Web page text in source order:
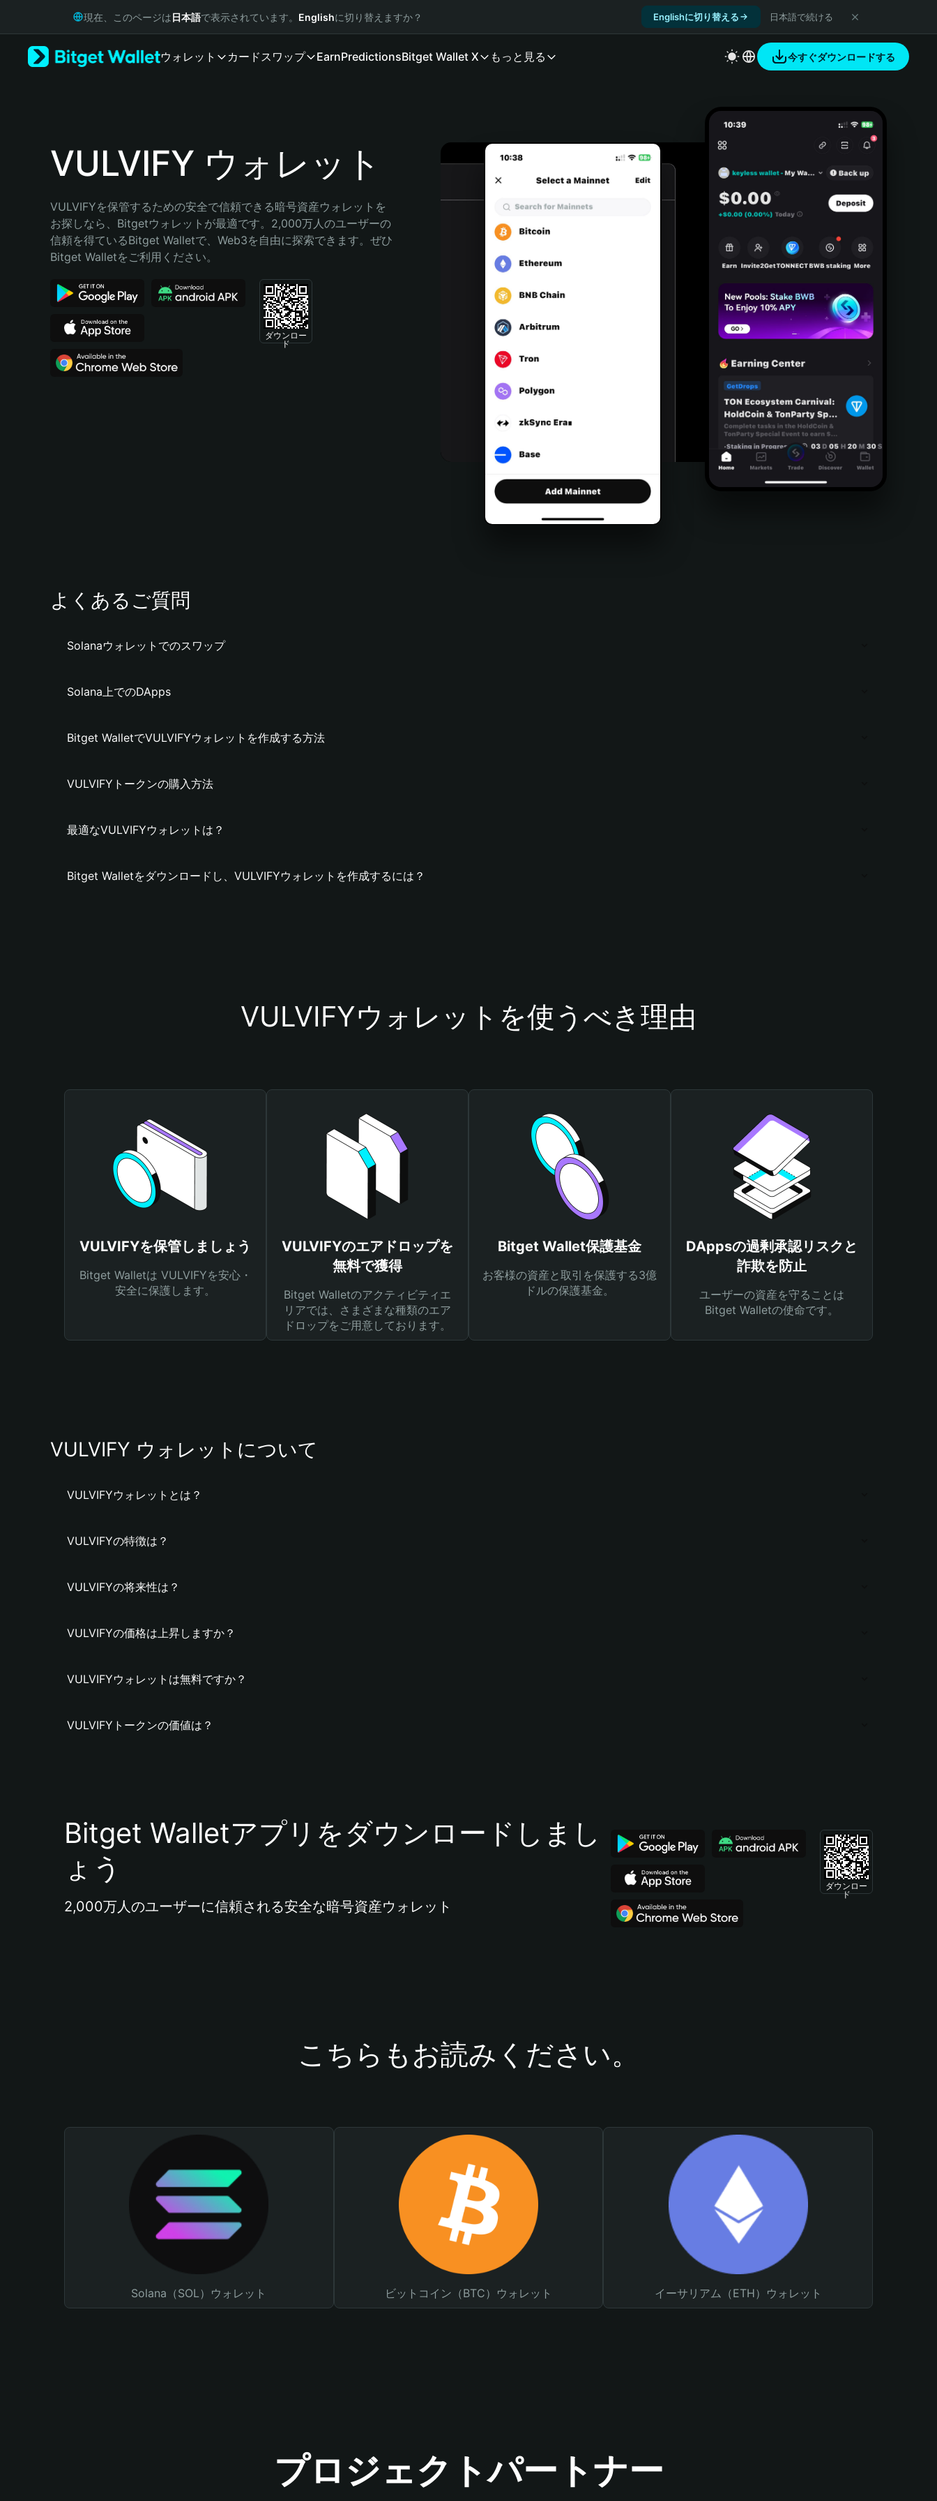
Русский
Bahasa Indonesia
Português (Brasil)
現在、このページは日本語で表示されています。 Englishに切り替えますか？ Englishに切り替える 日本語で続ける
ウォレット カードスワップ EarnPredictionsBitget Wallet X もっと見る 今すぐダウンロードする
VULVIFY ウォレット
VULVIFYを保管するための安全で信頼できる暗号資産ウォレットを
お探しなら、Bitgetウォレットが最適です。2,000万人のユーザーの
信頼を得ているBitget Walletで、Web3を自由に探索できます。ぜひ
Bitget Walletをご利用ください。
ダウンロー
ド
よくあるご質問
Solanaウォレットでのスワップ
Solana上でのDApps
Bitget WalletでVULVIFYウォレットを作成する方法
VULVIFYトークンの購入方法
最適なVULVIFYウォレットは？
Bitget Walletをダウンロードし、VULVIFYウォレットを作成するには？
VULVIFYウォレットを使うべき理由
VULVIFYを保管しましょう
Bitget Walletは VULVIFYを安心・
安全に保護します。
VULVIFYのエアドロップを
無料で獲得
Bitget Walletのアクティビティエ
リアでは、さまざまな種類のエア
ドロップをご用意しております。
Bitget Wallet保護基金
お客様の資産と取引を保護する3億
ドルの保護基金。
DAppsの過剰承認リスクと
詐欺を防止
ユーザーの資産を守ることは
Bitget Walletの使命です。
VULVIFY ウォレットについて
VULVIFYウォレットとは？
VULVIFYの特徴は？
VULVIFYの将来性は？
VULVIFYの価格は上昇しますか？
VULVIFYウォレットは無料ですか？
VULVIFYトークンの価値は？
Bitget Walletアプリをダウンロードしまし
ょう
2,000万人のユーザーに信頼される安全な暗号資産ウォレット
ダウンロー
ド
こちらもお読みください。
Solana（SOL）ウォレット ビットコイン（BTC）ウォレット イーサリアム（ETH）ウォレット
プロジェクトパートナー